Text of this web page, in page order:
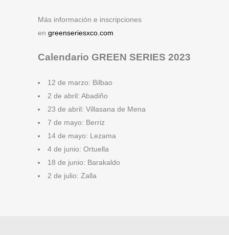
Más información e inscripciones
en greenseriesxco.com
Calendario GREEN SERIES 2023
12 de marzo: Bilbao
2 de abril: Abadiño
23 de abril: Villasana de Mena
7 de mayo: Berriz
14 de mayo: Lezama
4 de junio: Ortuella
18 de junio: Barakaldo
2 de julio: Zalla